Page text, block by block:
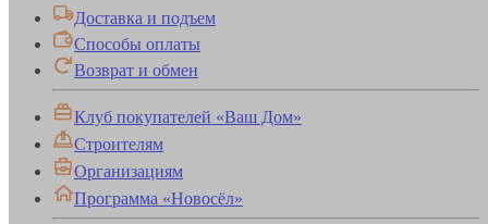
Доставка и подъем
Способы оплаты
Возврат и обмен
Клуб покупателей «Ваш Дом»
Строителям
Организациям
Программа «Новосёл»